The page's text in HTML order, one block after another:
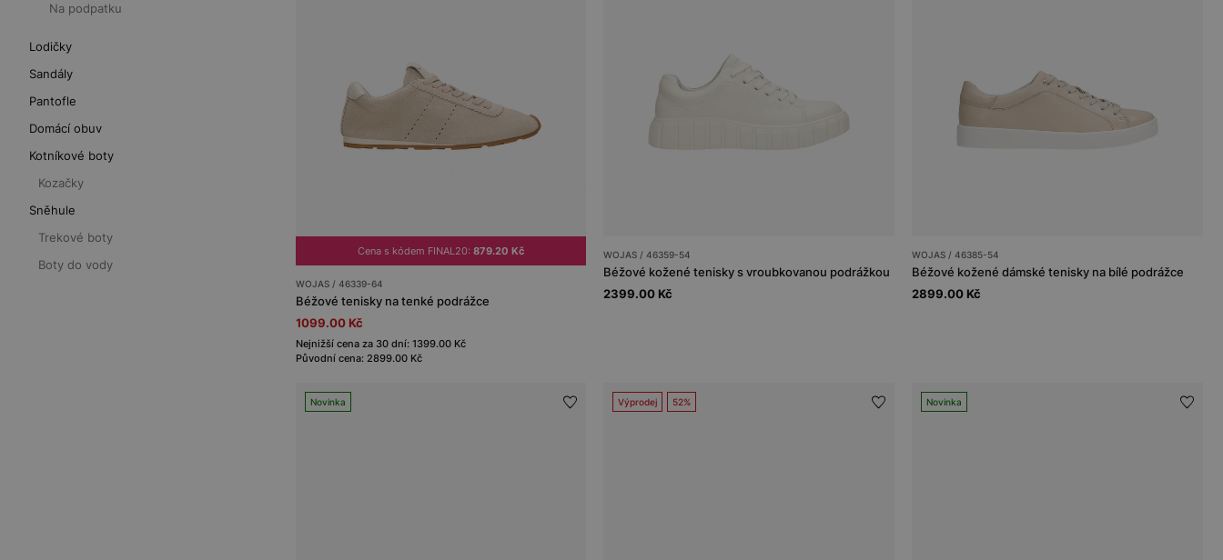
Na podpatku
Lodičky
Sandály
Pantofle
Domácí obuv
Kotníkové boty
Kozačky
Sněhule
Trekové boty
Boty do vody
Cena s kódem FINAL20: 879.20 Kč
WOJAS / 46339-64
Béžové tenisky na tenké podrážce
1099.00 Kč
Nejnižší cena za 30 dní: 1399.00 Kč
Původní cena: 2899.00 Kč
WOJAS / 46359-54
Béžové kožené tenisky s vroubkovanou podrážkou
2399.00 Kč
WOJAS / 46385-54
Béžové kožené dámské tenisky na bílé podrážce
2899.00 Kč
Novinka Výprodej 52% Novinka